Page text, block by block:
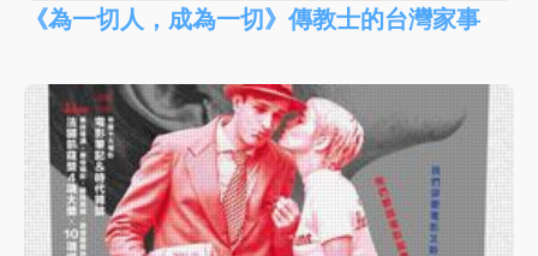
《為一切人，成為一切》傳教士的台灣家事